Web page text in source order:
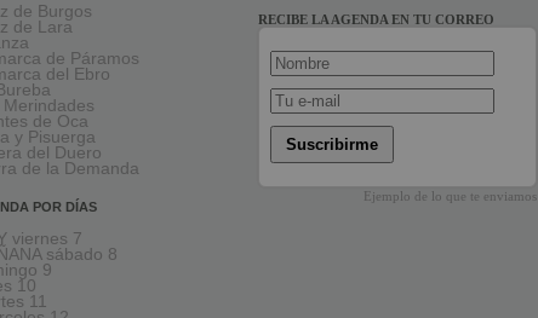
de Burgos
de Lara
de Páramos
del Ebro
Merindades
de Oca
y Pisuerga
del Duero
de la Demanda
POR DÍAS
viernes 7
sábado 8
9
10
11
RECIBE LA AGENDA EN TU CORREO
Suscribirme
Ejemplo de lo que te enviamos